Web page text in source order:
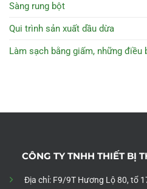
Sàng rung bột
Qui trình sản xuất dầu dừa
Làm sạch bằng giấm, những điều
CÔNG TY TNHH THIẾT BỊ
Địa chỉ: F9/9T Hương Lộ 80, tổ